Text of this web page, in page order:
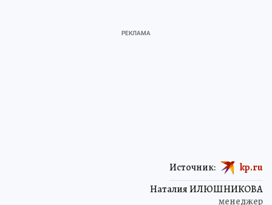
Наталия ИЛЮШНИКОВА
менеджер
Источник: kp.ru